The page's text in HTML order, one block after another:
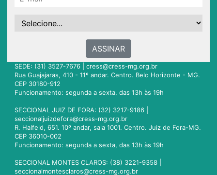
ASSINAR
SEDE: (31) 3527-7676 | cress@cress-mg.org.br
Rua Guajajaras, 410 - 11º andar. Centro. Belo Horizonte - MG.
CEP 30180-912
Funcionamento: segunda a sexta, das 13h às 19h
SECCIONAL JUIZ DE FORA: (32) 3217-9186 |
seccionaljuizdefora@cress-mg.org.br
R. Halfeld, 651. 10º andar, sala 1001. Centro. Juiz de Fora-MG.
CEP 36010-002
Funcionamento: segunda a sexta, das 13h às 19h
SECCIONAL MONTES CLAROS: (38) 3221-9358 |
seccionalmontesclaros@cress-mg.org.br